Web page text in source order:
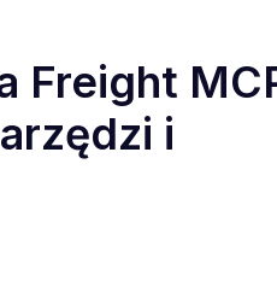
Freight
i